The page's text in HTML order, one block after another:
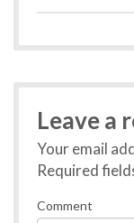
Leave a
Your email
Required
Comment